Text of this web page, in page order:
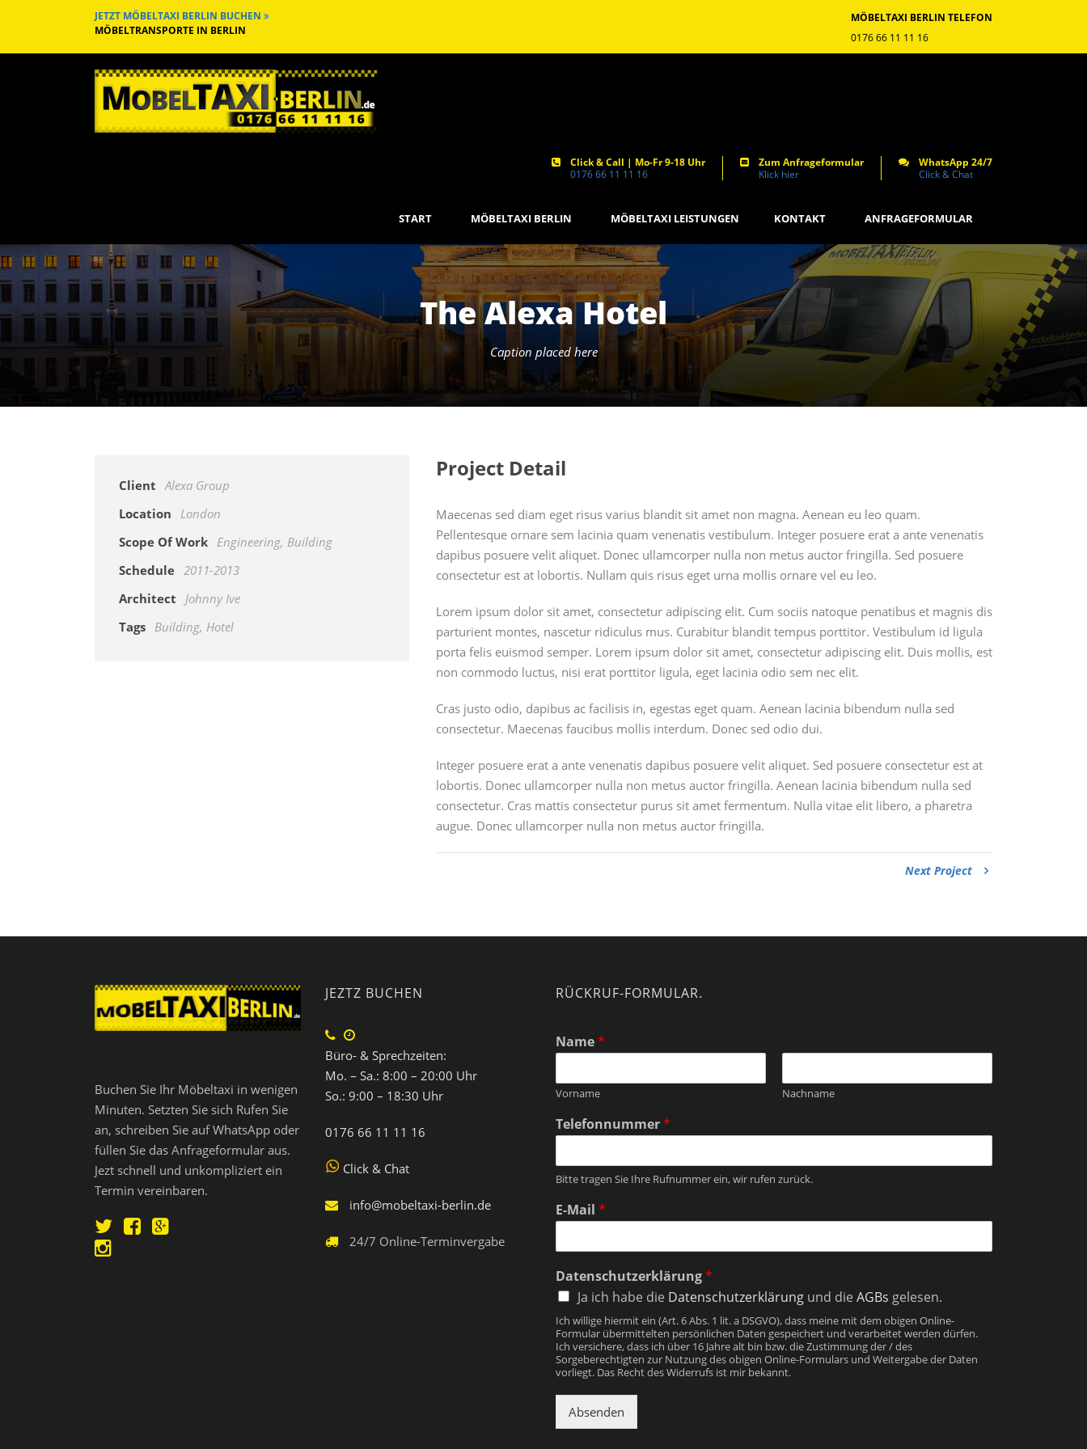
JETZT MÖBELTAXI BERLIN BUCHEN
MÖBELTRANSPORTE IN BERLIN
MÖBELTAXI BERLIN TELEFON
0176 66 11 11 16
Click & Call | Mo-Fr 9-18 Uhr
0176 66 11 11 16
Zum Anfrageformular
Klick hier
WhatsApp 24/7
Click & Chat
START MÖBELTAXI BERLIN MÖBELTAXI LEISTUNGEN KONTAKT ANFRAGEFORMULAR
The Alexa Hotel
Caption placed here
Client Alexa Group
Location
London
Scope Of Work Engineering, Building
Schedule 2011-2013
Architect
Johnny Ive
Tags Building, Hotel
Project Detail
Maecenas sed diam eget risus varius blandit sit amet non magna. Aenean eu leo quam.
Pellentesque ornare sem lacinia quam venenatis vestibulum. Integer posuere erat a ante venenatis
dapibus posuere velit aliquet. Donec ullamcorper nulla non metus auctor fringilla. Sed posuere
consectetur est at lobortis. Nullam quis risus eget urna mollis ornare vel eu leo.
Lorem ipsum dolor sit amet, consectetur adipiscing elit. Cum sociis natoque penatibus et magnis dis
parturient montes, nascetur ridiculus mus. Curabitur blandit tempus porttitor. Vestibulum id ligula
porta felis euismod semper. Lorem ipsum dolor sit amet, consectetur adipiscing elit. Duis mollis, est
non commodo luctus, nisi erat porttitor ligula, eget lacinia odio sem nec elit.
Cras justo odio, dapibus ac facilisis in, egestas eget quam. Aenean lacinia bibendum nulla sed
consectetur. Maecenas faucibus mollis interdum. Donec sed odio dui.
Integer posuere erat a ante venenatis dapibus posuere velit aliquet. Sed posuere consectetur est at
lobortis. Donec ullamcorper nulla non metus auctor fringilla. Aenean lacinia bibendum nulla sed
consectetur. Cras mattis consectetur purus sit amet fermentum. Nulla vitae elit libero, a pharetra
augue. Donec ullamcorper nulla non metus auctor fringilla.
Next Project
Buchen Sie Ihr Möbeltaxi in wenigen
Minuten. Setzten Sie sich Rufen Sie
an, schreiben Sie auf WhatsApp oder
füllen Sie das Anfrageformular aus.
Jezt schnell und unkompliziert ein
Termin vereinbaren.
JEZTZ BUCHEN
Büro- & Sprechzeiten:
Mo. – Sa.: 8:00 – 20:00 Uhr
So.: 9:00 – 18:30 Uhr
0176 66 11 11 16
Click & Chat
info@mobeltaxi-berlin.de
24/7 Online-Terminvergabe
RÜCKRUF-FORMULAR.
Name*
Vorname Nachname
Telefonnummer*
Bitte tragen Sie Ihre Rufnummer ein, wir rufen zurück.
E-Mail *
Datenschutzerklärung*
Ja ich habe die Datenschutzerklärung und die AGBs gelesen.
Ich willige hiermit ein (Art. 6 Abs. 1 lit. a DSGVO), dass meine mit dem obigen Online-
Formular übermittelten persönlichen Daten gespeichert und verarbeitet werden dürfen.
Ich versichere, dass ich über 16 Jahre alt bin bzw. die Zustimmung der / des
Sorgeberechtigten zur Nutzung des obigen Online-Formulars und Weitergabe der Daten
vorliegt. Das Recht des Widerrufs ist mir bekannt.
Absenden